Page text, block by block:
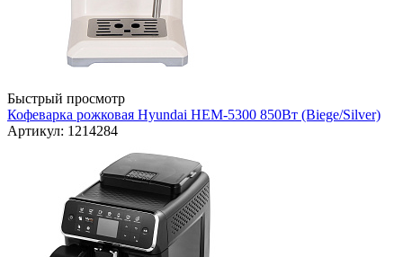
Быстрый просмотр
Кофеварка рожковая Hyundai HEM-5300 850Вт (Biege/Silver)
Артикул: 1214284